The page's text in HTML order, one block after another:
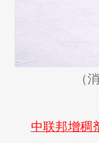
（
中联邦增稠